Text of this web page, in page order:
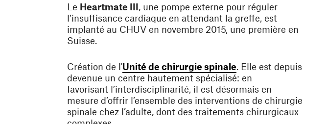
Le Heartmate III, une pompe externe pour réguler
l’insuffisance cardiaque en attendant la greffe, est
implanté au CHUV en novembre 2015, une première en
Suisse.
Création de l'Unité de chirurgie spinale(ouvre une nouvelle
. Elle est depuis
devenue un centre hautement spécialisé: en
favorisant l’interdisciplinarité, il est désormais en
mesure d’offrir l’ensemble des interventions de chirurgie
spinale chez l’adulte, dont des traitements chirurgicaux